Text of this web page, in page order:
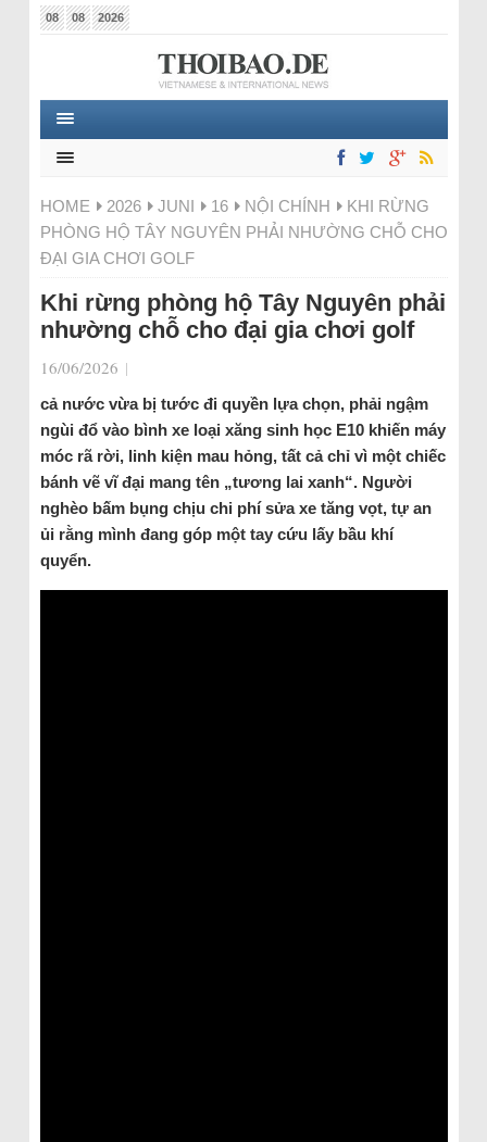
08 08 2026
HOME 2026 JUNI 16 NỘI CHÍNH
KHI RỪNG
PHÒNG HỘ TÂY NGUYÊN PHẢI NHƯỜNG CHỖ CHO
ĐẠI GIA CHƠI GOLF
Khi rừng phòng hộ Tây Nguyên phải
nhường chỗ cho đại gia chơi golf
16/06/2026 |
cả nước vừa bị tước đi quyền lựa chọn, phải ngậm
ngùi đổ vào bình xe loại xăng sinh học E10 khiến máy
móc rã rời, linh kiện mau hỏng, tất cả chỉ vì một chiếc
bánh vẽ vĩ đại mang tên „tương lai xanh“. Người
nghèo bấm bụng chịu chi phí sửa xe tăng vọt, tự an
ủi rằng mình đang góp một tay cứu lấy bầu khí
quyển.